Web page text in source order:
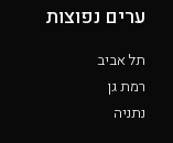
ערים נפוצות
תל אביב
רמת גן
נתניה